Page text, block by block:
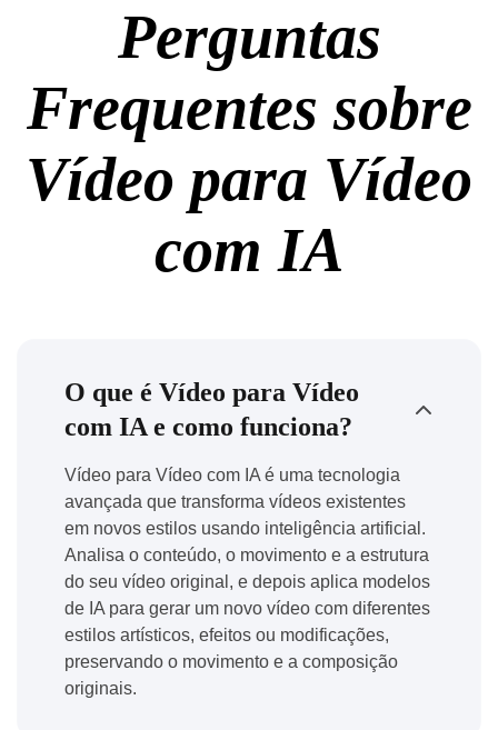
Perguntas
Frequentes sobre
Vídeo para Vídeo
com IA
O que é Vídeo para Vídeo
com IA e como funciona?
Vídeo para Vídeo com IA é uma tecnologia
avançada que transforma vídeos existentes
em novos estilos usando inteligência artificial.
Analisa o conteúdo, o movimento e a estrutura
do seu vídeo original, e depois aplica modelos
de IA para gerar um novo vídeo com diferentes
estilos artísticos, efeitos ou modificações,
preservando o movimento e a composição
originais.